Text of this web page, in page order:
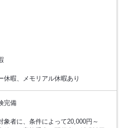
休暇、メモリアル休暇あり
完備
象者に、条件によって20,000円～